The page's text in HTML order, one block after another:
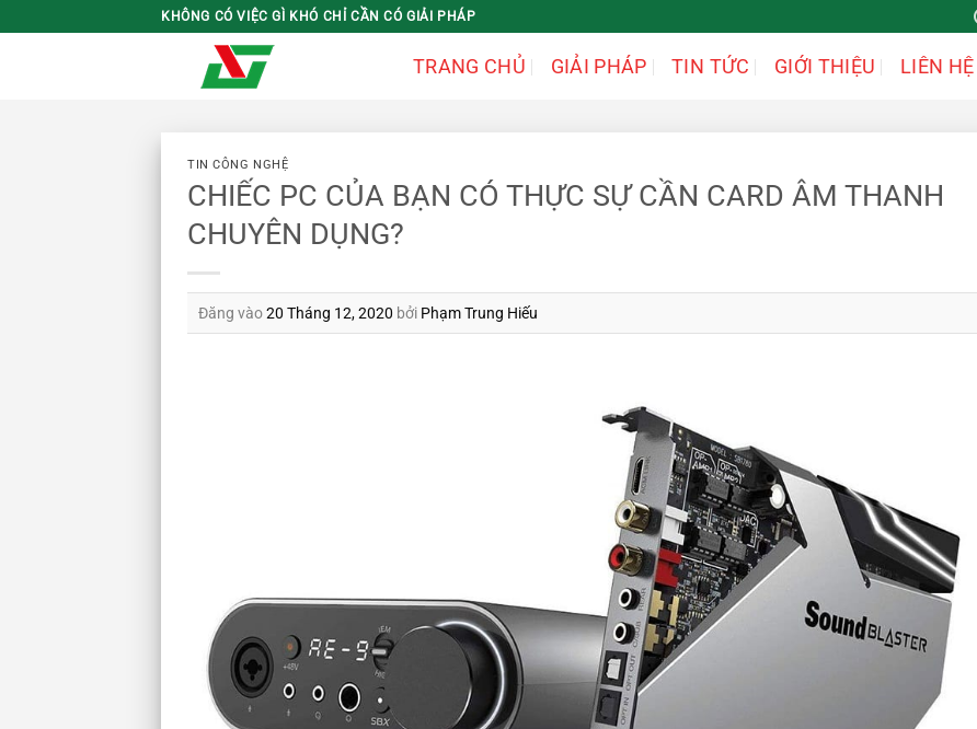
qua
KHÔNG CÓ VIỆC GÌ KHÓ CHỈ CẦN CÓ GIẢI PHÁP
TRANG CHỦ GIẢI PHÁP TIN TỨC GIỚI THIỆU LIÊN HỆ
TIN CÔNG NGHỆ
CHIẾC PC CỦA BẠN CÓ THỰC SỰ CẦN CARD ÂM THANH
CHUYÊN DỤNG?
Đăng vào20 Tháng 12, 2020 bởi Phạm Trung Hiếu